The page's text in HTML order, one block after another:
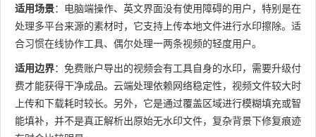
适用场景：电脑端操作、英文界面没有使用障碍的用户，特别是在
处理多平台来源的素材时，它支持上传本地文件进行水印擦除。适
合习惯在线协作工具、偶尔处理一两条视频的轻度用户。
适用边界：免费账户导出的视频会有工具自身的水印，需要升级付
费才能获得干净成品。云端处理依赖网络稳定性，视频文件较大时
上传和下载耗时较长。另外，它是通过覆盖区域进行模糊填充或智
能填补，并不是真正解析出原始无水印文件，复杂背景下修复痕迹